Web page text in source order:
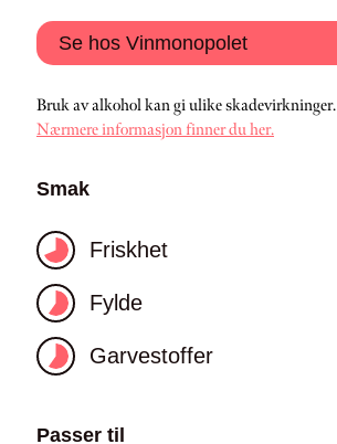
Se hos Vinmonopolet
Bruk av alkohol kan gi ulike skadevirkninger.
Nærmere informasjon finner du her.
Smak
Friskhet
Fylde
Garvestoffer
Passer til